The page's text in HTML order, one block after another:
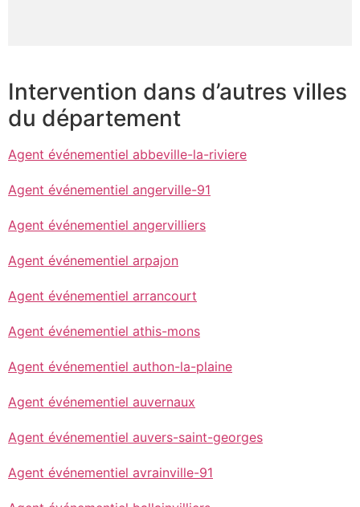
Intervention dans d’autres villes
du département
Agent événementiel abbeville-la-riviere
Agent événementiel angerville-91
Agent événementiel angervilliers
Agent événementiel arpajon
Agent événementiel arrancourt
Agent événementiel athis-mons
Agent événementiel authon-la-plaine
Agent événementiel auvernaux
Agent événementiel auvers-saint-georges
Agent événementiel avrainville-91